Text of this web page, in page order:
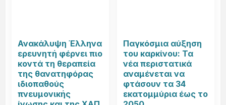
Ανακάλυψη Έλληνα
ερευνητή φέρνει πιο
κοντά τη θεραπεία
της θανατηφόρας
ιδιοπαθούς
πνευμονικής
Παγκόσμια αύξηση
του καρκίνου: Τα
νέα περιστατικά
αναμένεται να
φτάσουν τα 34
εκατομμύρια έως το